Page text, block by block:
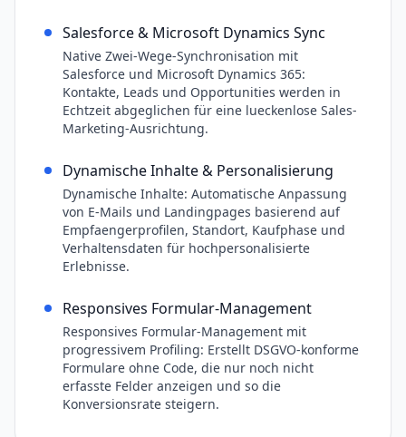
Salesforce & Microsoft Dynamics Sync
Native Zwei-Wege-Synchronisation mit
Salesforce und Microsoft Dynamics 365:
Kontakte, Leads und Opportunities werden in
Echtzeit abgeglichen für eine lueckenlose Sales-
Marketing-Ausrichtung.
Dynamische Inhalte & Personalisierung
Dynamische Inhalte: Automatische Anpassung
von E-Mails und Landingpages basierend auf
Empfaengerprofilen, Standort, Kaufphase und
Verhaltensdaten für hochpersonalisierte
Erlebnisse.
Responsives Formular-Management
Responsives Formular-Management mit
progressivem Profiling: Erstellt DSGVO-konforme
Formulare ohne Code, die nur noch nicht
erfasste Felder anzeigen und so die
Konversionsrate steigern.